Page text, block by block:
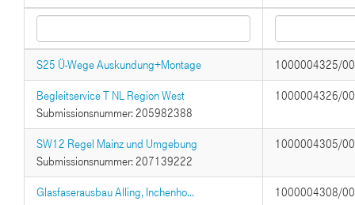
S25 Ü-Wege Auskundung+Montage 1000004325/
Begleitservice T NL Region West
Submissionsnummer: 205982388
1000004326/
SW12 Regel Mainz und Umgebung
Submissionsnummer: 207139222
1000004305/
Glasfaserausbau Alling, Inchenho... 1000004308/